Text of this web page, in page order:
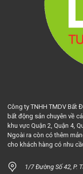
Công ty TNHH TMDV Bất
bất động sản chuyên về
khu vực Quận 2, Quận 4,
Ngoài ra còn có thêm
cho khách hàng có nhu
1/7 Đường Số 42, P.